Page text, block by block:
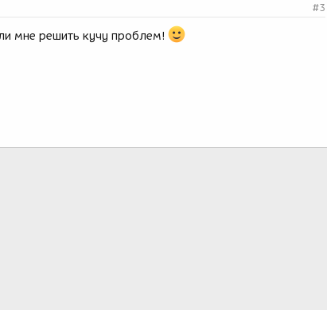
#3
мне решить кучу проблем!